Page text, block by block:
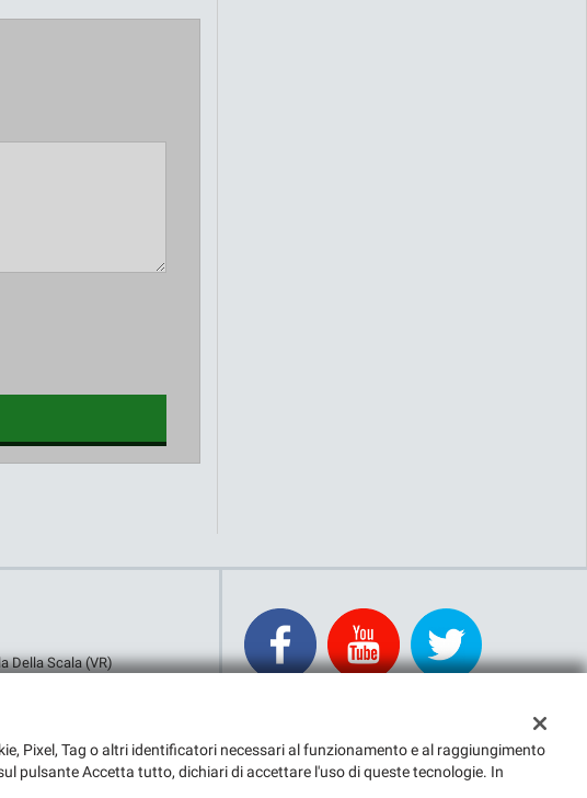
Della Scala (VR)
Pixel, Tag o altri identificatori necessari al funzionamento e al raggiungimento
pulsante Accetta tutto, dichiari di accettare l'uso di queste tecnologie. In